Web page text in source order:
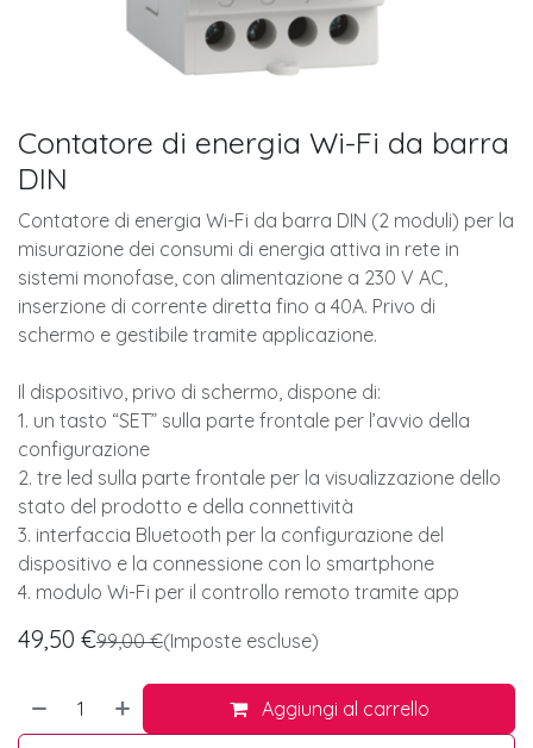
Contatore di energia Wi-Fi da barra
DIN
Contatore di energia Wi-Fi da barra DIN (2 moduli) per la
misurazione dei consumi di energia attiva in rete in
sistemi monofase, con alimentazione a 230 V AC,
inserzione di corrente diretta fino a 40A. Privo di
schermo e gestibile tramite applicazione.
Il dispositivo, privo di schermo, dispone di:
1. un tasto “SET” sulla parte frontale per l’avvio della
configurazione
2. tre led sulla parte frontale per la visualizzazione dello
stato del prodotto e della connettività
3. interfaccia Bluetooth per la configurazione del
dispositivo e la connessione con lo smartphone
4. modulo Wi-Fi per il controllo remoto tramite app
49,50 €99,00€(Imposte escluse)
Aggiungi al carrello